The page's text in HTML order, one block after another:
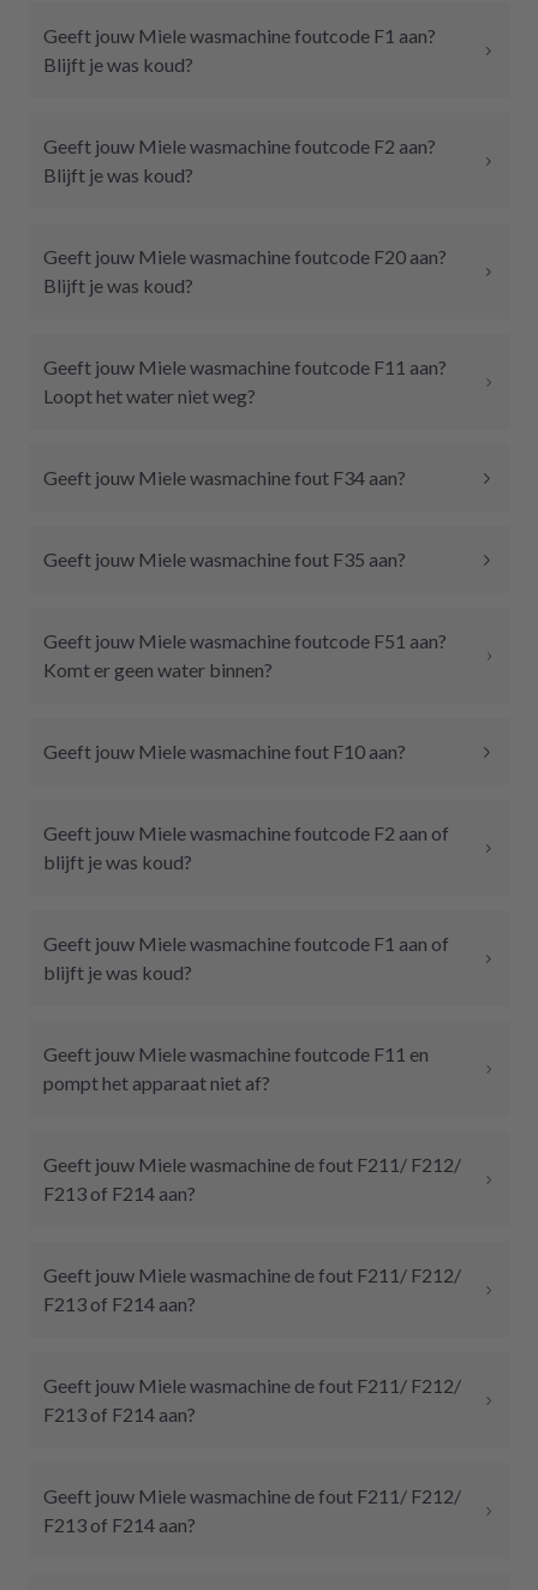
Geeft jouw Miele wasmachine foutcode F1 aan?
Blijft je was koud?
Geeft jouw Miele wasmachine foutcode F2 aan?
Blijft je was koud?
Geeft jouw Miele wasmachine foutcode F20 aan?
Blijft je was koud?
Geeft jouw Miele wasmachine foutcode F11 aan?
Loopt het water niet weg?
Geeft jouw Miele wasmachine fout F34 aan?
Geeft jouw Miele wasmachine fout F35 aan?
Geeft jouw Miele wasmachine foutcode F51 aan?
Komt er geen water binnen?
Geeft jouw Miele wasmachine fout F10 aan?
Geeft jouw Miele wasmachine foutcode F2 aan of
blijft je was koud?
Geeft jouw Miele wasmachine foutcode F1 aan of
blijft je was koud?
Geeft jouw Miele wasmachine foutcode F11 en
pompt het apparaat niet af?
Geeft jouw Miele wasmachine de fout F211/ F212/
F213 of F214 aan?
Geeft jouw Miele wasmachine de fout F211/ F212/
F213 of F214 aan?
Geeft jouw Miele wasmachine de fout F211/ F212/
F213 of F214 aan?
Geeft jouw Miele wasmachine de fout F211/ F212/
F213 of F214 aan?